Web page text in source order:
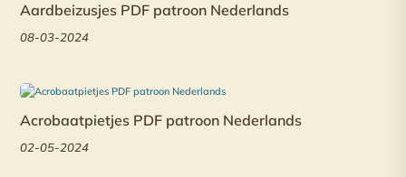
Aardbeizusjes PDF patroon Nederlands
08-03-2024
Acrobaatpietjes PDF patroon Nederlands
02-05-2024